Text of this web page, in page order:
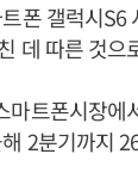
폰 갤럭시S6
데 따른 것으
마트폰시장에
2분기까지